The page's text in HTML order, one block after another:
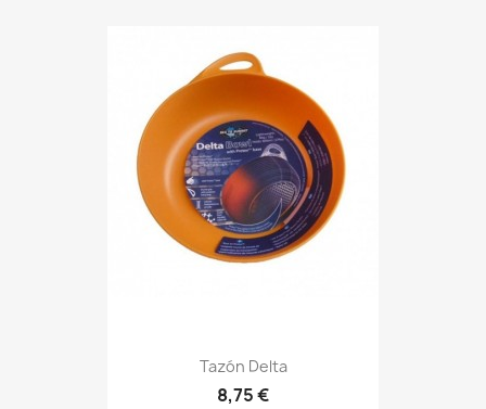
Tazón Delta
Precio
8,75 €